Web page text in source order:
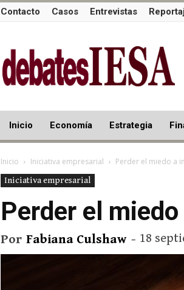
Contacto Casos Entrevistas
Inicio Economía Estrategia
Inicio Iniciativa empresarial
Perder el miedo a
Iniciativa empresarial
Perder el
Por Fabiana Culshaw - 18